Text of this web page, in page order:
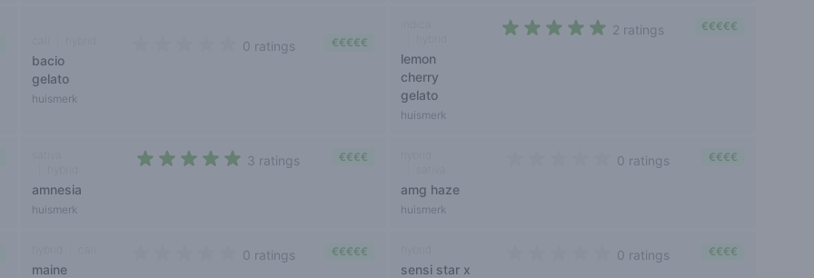
bacio
gelato
huismerk
0 ratings €€€€€
lemon
cherry
gelato
huismerk
2 ratings €€€€€
amnesia
huismerk
3 ratings €€€€
amg haze
huismerk
0 ratings €€€€
maine
0 ratings €€€€€
sensi star x
0 ratings €€€€